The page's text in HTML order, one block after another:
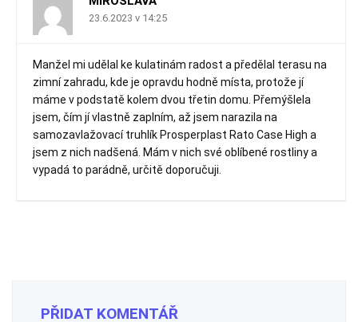
23.6.2023 v 14:25
Manžel mi udělal ke kulatinám radost a předělal terasu na
zimní zahradu, kde je opravdu hodně místa, protože jí
máme v podstatě kolem dvou třetin domu. Přemýšlela
jsem, čím jí vlastně zaplním, až jsem narazila na
samozavlažovací truhlík Prosperplast Rato Case High a
jsem z nich nadšená. Mám v nich své oblíbené rostliny a
vypadá to parádně, určitě doporučuji.
PŘIDAT KOMENTÁŘ